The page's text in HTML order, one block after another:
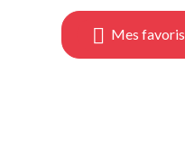
Mes favoris